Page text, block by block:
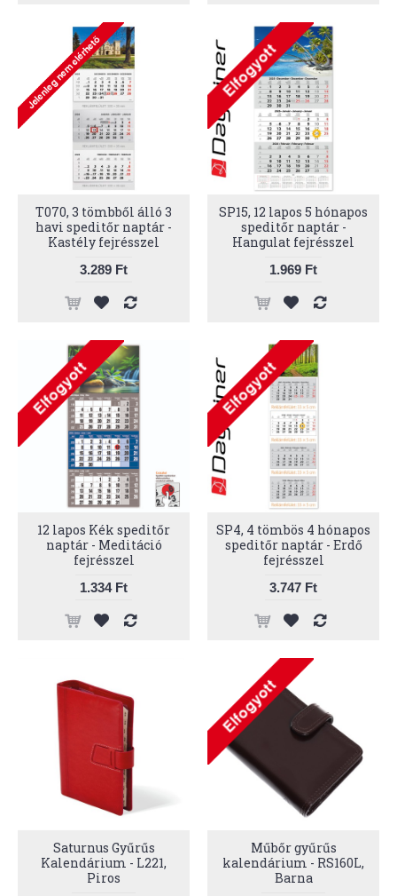
T070, 3 tömbből álló 3
havi speditőr naptár -
Kastély fejrésszel
3.289 Ft
SP15, 12 lapos 5 hónapos
speditőr naptár -
Hangulat fejrésszel
1.969 Ft
12 lapos Kék speditőr
naptár - Meditáció
fejrésszel
1.334 Ft
SP4, 4 tömbös 4 hónapos
speditőr naptár - Erdő
fejrésszel
3.747 Ft
Saturnus Gyűrűs
Kalendárium - L221,
Piros
Műbőr gyűrűs
kalendárium - RS160L,
Barna